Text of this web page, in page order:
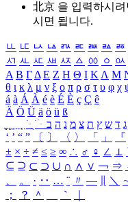
北京 을 입력하시려
시면 됩니다.
ㅥ ㅦ ㅧ ㅨ ㅩ ㅪ ㅫ ㅬ ㅭ
ㅺ ㅻ ㅼ ㅽ ㅾ ㅿ ㆀ ㆁ ㆂ
Α Β ΓΔ Ε Ζ Η Θ Ι ΚΛ Μ
θ ι κ λ μ ν ξ ο π ρ σ τ υ φ χ
á à Á À é è É È ç Ç ê
Ä Ö Ü ä ö ü ß
ִֶֹ ֻּ ׁׂ ג ד ש ץ ת צ מ נ ה ב
‘ ’ “ ” 〔 〕 〈 〉 「 」 『
± × ÷ ≠ ≤ ≥ ∞ ∴ ♂ ♀ ∠ ⊥
⊆ ⊇ ⊂ ⊃ ∪ ∩ ∧ ∨ ￢ ⇒
、
。 · ‥ … ¨ 〃 ― ＼
；
？ ＾ ｀